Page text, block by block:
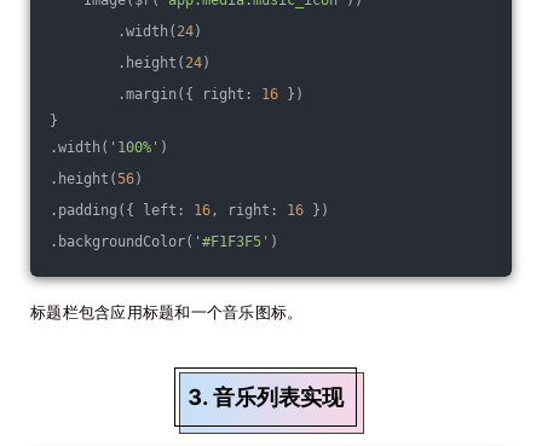
.width( 24)
.height( 24)
.margin({ right: 16 })
}
.width( '100%' )
.height(56)
.padding({ left: 16, right: 16 })
.backgroundColor( '#F1F3F5' )
标题栏包含应用标题和一个音乐图标。
3. 音乐列表实现